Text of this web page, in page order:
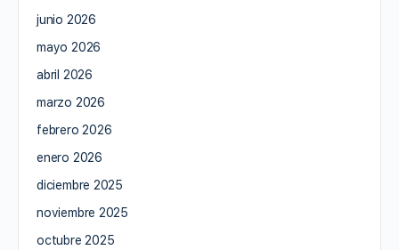
junio 2026
mayo 2026
abril 2026
marzo 2026
febrero 2026
enero 2026
diciembre 2025
noviembre 2025
octubre 2025